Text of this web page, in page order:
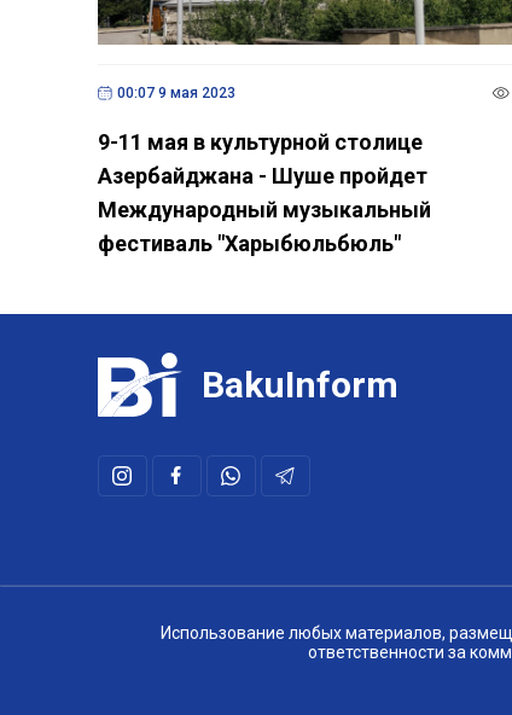
00:07 9 мая 2023
9-11 мая в культурной столице
Азербайджана - Шуше пройдет
Международный музыкальный
фестиваль "Харыбюльбюль"
BakuInform
Использование любых материалов,
ответственности за